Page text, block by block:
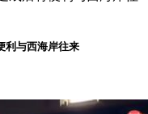
利与西海岸往来